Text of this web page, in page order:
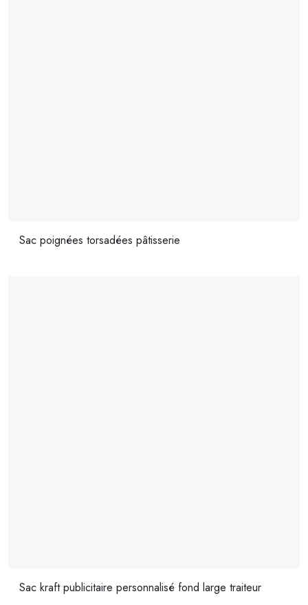
Sac poignées torsadées pâtisserie
Sac kraft publicitaire personnalisé fond large traiteur